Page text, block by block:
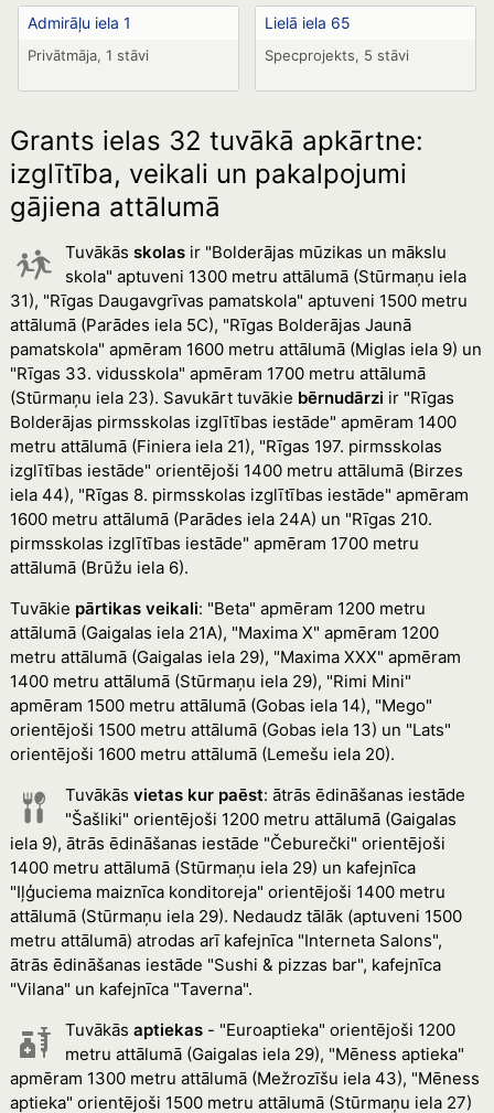
Admirāļu iela 1
Privātmāja, 1 stāvi
Lielā iela 65
Specprojekts, 5 stāvi
Grants ielas 32 tuvākā apkārtne:
izglītība, veikali un pakalpojumi
gājiena attālumā
Tuvākās skolasir "Bolderājas mūzikas un mākslu
skola" aptuveni 1300 metru attālumā (Stūrmaņu iela
31), "Rīgas Daugavgrīvas pamatskola" aptuveni 1500 metru
attālumā (Parādes iela 5C), "Rīgas Bolderājas Jaunā
pamatskola" apmēram 1600 metru attālumā (Miglas iela 9) un
"Rīgas 33. vidusskola" apmēram 1700 metru attālumā
(Stūrmaņu iela 23). Savukārt tuvākie bērnudārzi ir "Rīgas
Bolderājas pirmsskolas izglītības iestāde" apmēram 1400
metru attālumā (Finiera iela 21), "Rīgas 197. pirmsskolas
izglītības iestāde" orientējoši 1400 metru attālumā (Birzes
iela 44), "Rīgas 8. pirmsskolas izglītības iestāde" apmēram
1600 metru attālumā (Parādes iela 24A) un "Rīgas 210.
pirmsskolas izglītības iestāde" apmēram 1700 metru
attālumā (Brūžu iela 6).
Tuvākie pārtikas veikali: "Beta" apmēram 1200 metru
attālumā (Gaigalas iela 21A), "Maxima X" apmēram 1200
metru attālumā (Gaigalas iela 29), "Maxima XXX" apmēram
1400 metru attālumā (Stūrmaņu iela 29), "Rimi Mini"
apmēram 1500 metru attālumā (Gobas iela 14), "Mego"
orientējoši 1500 metru attālumā (Gobas iela 13) un "Lats"
orientējoši 1600 metru attālumā (Lemešu iela 20).
Tuvākās vietas kur paēst: ātrās ēdināšanas iestāde
"Šašliki" orientējoši 1200 metru attālumā (Gaigalas
iela 9), ātrās ēdināšanas iestāde "Čeburečki" orientējoši
1400 metru attālumā (Stūrmaņu iela 29) un kafejnīca
"Iļģuciema maiznīca konditoreja" orientējoši 1400 metru
attālumā (Stūrmaņu iela 29). Nedaudz tālāk (aptuveni 1500
metru attālumā) atrodas arī kafejnīca "Interneta Salons",
ātrās ēdināšanas iestāde "Sushi & pizzas bar", kafejnīca
"Vilana" un kafejnīca "Taverna".
Tuvākās aptiekas- "Euroaptieka" orientējoši 1200
metru attālumā (Gaigalas iela 29), "Mēness aptieka"
apmēram 1300 metru attālumā (Mežrozīšu iela 43), "Mēness
aptieka" orientējoši 1500 metru attālumā (Stūrmaņu iela 27)